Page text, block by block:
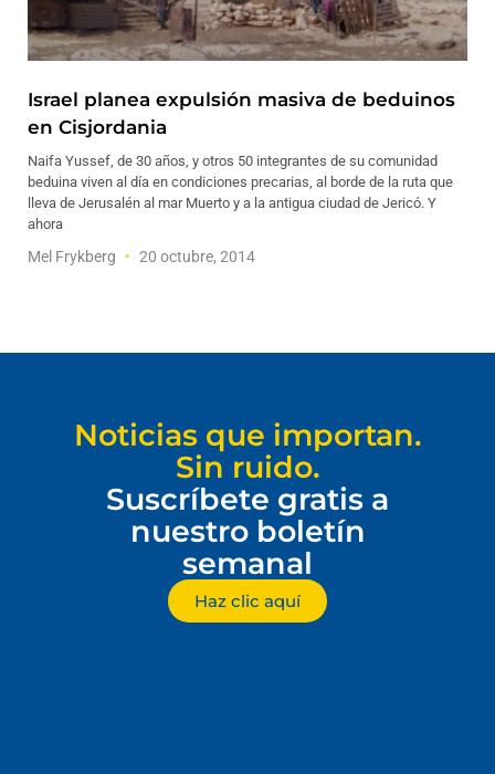
Israel planea expulsión masiva de beduinos
en Cisjordania
Naifa Yussef, de 30 años, y otros 50 integrantes de su comunidad
beduina viven al día en condiciones precarias, al borde de la ruta que
lleva de Jerusalén al mar Muerto y a la antigua ciudad de Jericó. Y
ahora
Mel Frykberg 20 octubre, 2014
Noticias que importan.
Sin ruido.
Suscríbete gratis a
nuestro boletín
semanal
Haz clic aquí